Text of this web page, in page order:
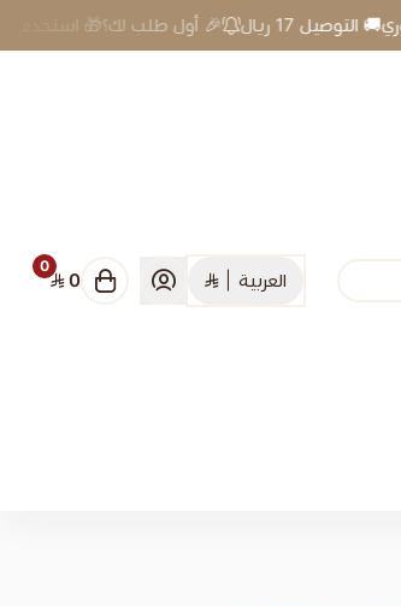
🎉 أول طلب لك؟🎁 استخدم كود A5 وخذ خصم فوري🚚 التوصيل 17 ريال
العربية
0
0